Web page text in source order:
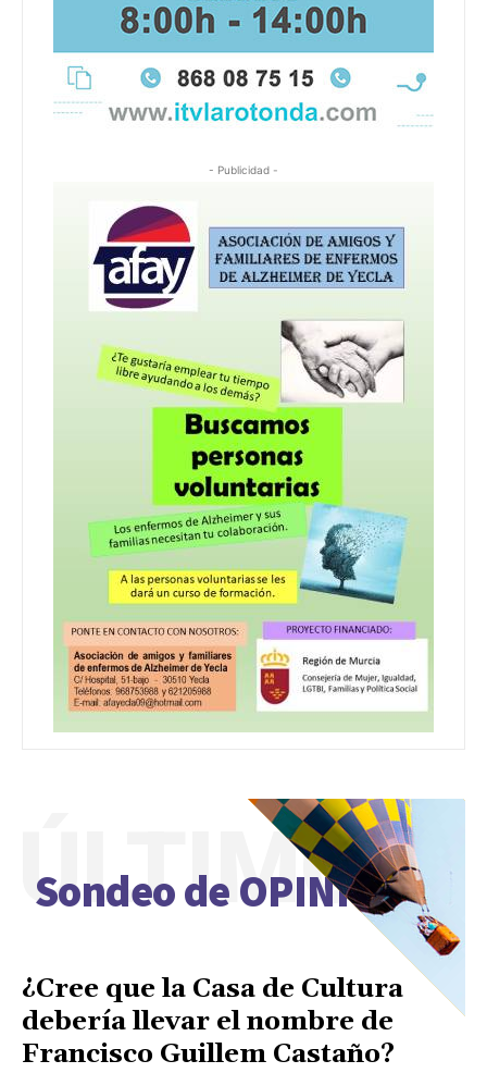
- Publicidad -
Sondeo de OPINIÓN
ÚLTIMO
¿Cree que la Casa de Cultura
debería llevar el nombre de
Francisco Guillem Castaño?